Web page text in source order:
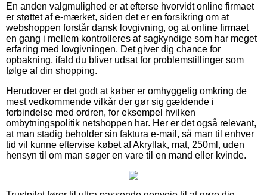
En anden valgmulighed er at efterse hvorvidt online firmaet
er støttet af e-mærket, siden det er en forsikring om at
webshoppen forstår dansk lovgivning, og at online firmaet
en gang i mellem kontrolleres af sagkyndige som har meget
erfaring med lovgivningen. Det giver dig chance for
opbakning, ifald du bliver udsat for problemstillinger som
følge af din shopping.
Herudover er det godt at køber er omhyggelig omkring de
mest vedkommende vilkår der gør sig gældende i
forbindelse med ordren, for eksempel hvilken
ombytningspolitik netshoppen har. Her er det også relevant,
at man stadig beholder sin faktura e-mail, så man til enhver
tid vil kunne eftervise købet af Akryllak, mat, 250ml, uden
hensyn til om man søger en vare til en mand eller kvinde.